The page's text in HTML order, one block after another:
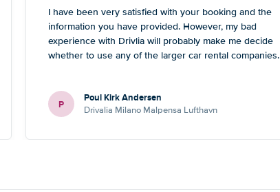
I have been very satisfied with your booking and the
information you have provided. However, my bad
experience with Drivlia will probably make me decide
whether to use any of the larger car rental companies.
P Poul Kirk Andersen
Drivalia Milano Malpensa Lufthavn